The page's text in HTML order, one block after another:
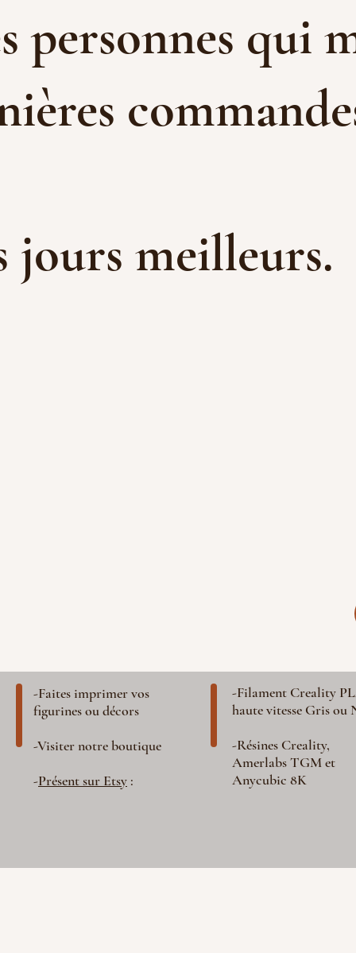
-Faites imprimer vos
figurines ou décors
-Visiter notre boutique
-Présent sur Etsy :
-Filament Creality
haute vitesse Gris ou
-Résines Creality,
Amerlabs TGM et
Anycubic 8K
personnes qui
jours meilleurs.